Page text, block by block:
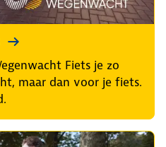
Fiets je zo
maar dan voor je fiets.